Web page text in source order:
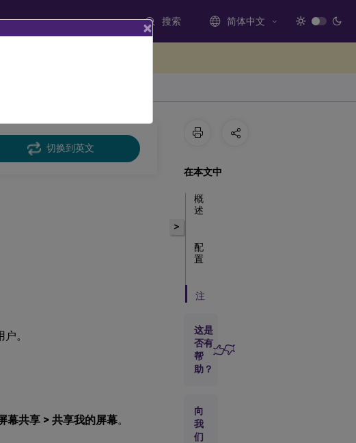
搜索 简体中文
切换到英文
。
幕共享 > 共享我的屏幕。
>
在本文中
概
述
配
置
注
项
这是
否有
帮
助？
向
我
们
×